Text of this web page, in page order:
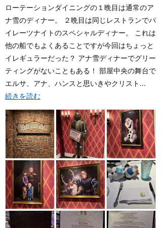
ローテーションダイニングの１晩目は通常のア
ナ雪のディナー。 ２晩目は同じレストランでパ
イレーツナイトのスペシャルディナー。 これは
他の船でもよくあることですが今回はちょっと
イレギュラーだった？ アナ雪ディナーでグリー
ティングがないこともある！ 部屋中央の舞台で
エルサ、アナ、ハンスと思いきやクリスト...
続きを読む